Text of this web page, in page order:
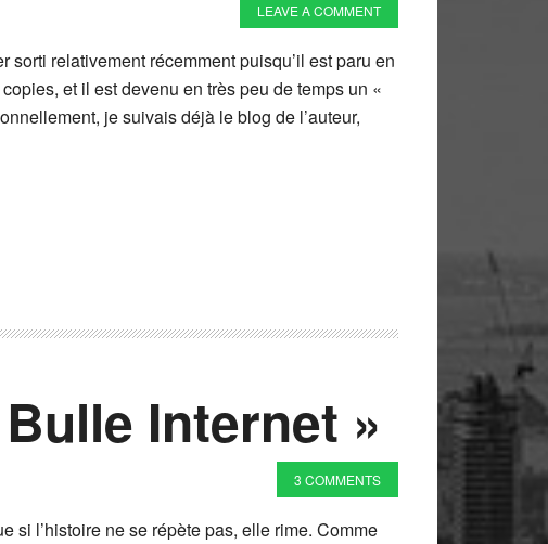
LEAVE A COMMENT
relativement récemment puisqu’il est paru en
et il est devenu en très peu de temps un «
je suivais déjà le blog de l’auteur,
Internet »
3 COMMENTS
si l’histoire ne se répète pas, elle rime. Comme